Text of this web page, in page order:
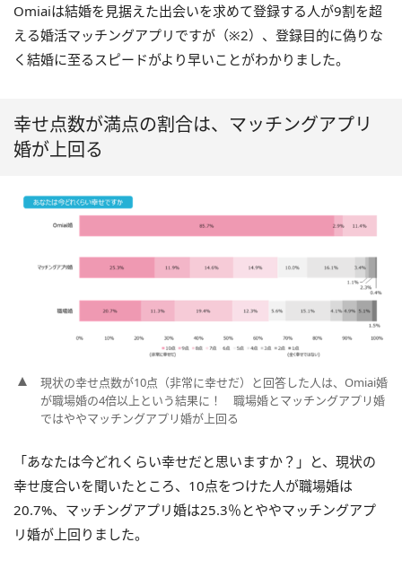
Omiaiは結婚を見据えた出会いを求めて登録する人が9割を超
える婚活マッチングアプリですが（※2）、登録目的に偽りな
く結婚に至るスピードがより早いことがわかりました。
幸せ点数が満点の割合は、マッチングアプリ
婚が上回る
現状の幸せ点数が10点（非常に幸せだ）と回答した人は、Omiai婚
が職場婚の4倍以上という結果に！ 職場婚とマッチングアプリ婚
ではややマッチングアプリ婚が上回る
「あなたは今どれくらい幸せだと思いますか？」と、現状の
幸せ度合いを聞いたところ、10点をつけた人が職場婚は
20.7%、マッチングアプリ婚は25.3％とややマッチングアプ
リ婚が上回りました。